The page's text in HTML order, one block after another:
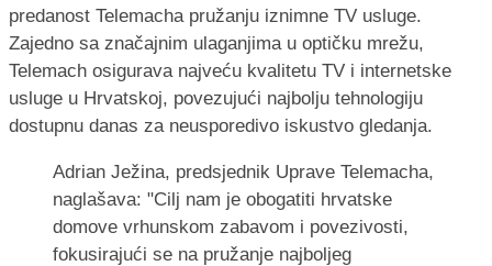
predanost Telemacha pružanju iznimne TV usluge.
Zajedno sa značajnim ulaganjima u optičku mrežu,
Telemach osigurava najveću kvalitetu TV i internetske
usluge u Hrvatskoj, povezujući najbolju tehnologiju
dostupnu danas za neusporedivo iskustvo gledanja.
Adrian Ježina, predsjednik Uprave Telemacha,
naglašava: "Cilj nam je obogatiti hrvatske
domove vrhunskom zabavom i povezivosti,
fokusirajući se na pružanje najboljeg